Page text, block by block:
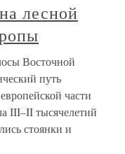
лесной
Восточной
путь
части
III–II тысячелетий
стоянки и